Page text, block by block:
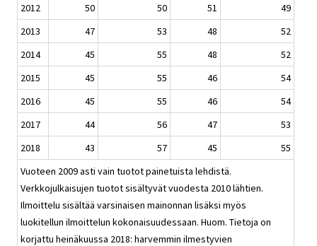
2012
50 50 51
49
2013
47 53 48
52
2014
45 55 48
52
2015
45 55 46
54
2016
45 55 46
54
2017
44 56 47
53
2018
43 57 45
55
Vuoteen 2009 asti vain tuotot painetuista lehdistä.
Verkkojulkaisujen tuotot sisältyvät vuodesta 2010 lähtien.
Ilmoittelu sisältää varsinaisen mainonnan lisäksi myös
luokitellun ilmoittelun kokonaisuudessaan. Huom. Tietoja on
korjattu heinäkuussa 2018: harvemmin ilmestyvien